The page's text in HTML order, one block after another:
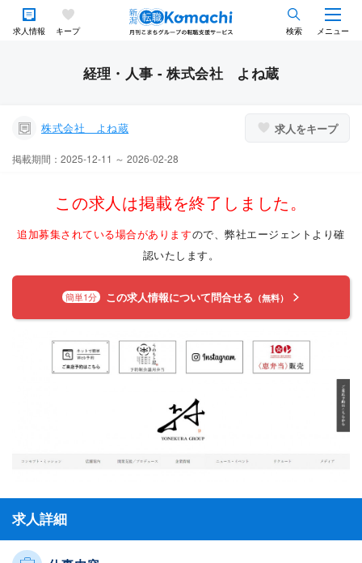
求人情報 キープ 検索 メニュー
経理・人事 - 株式会社 よね蔵
株式会社 よね蔵 求人をキープ
掲載期間：2025-12-11 ～ 2026-02-28
この求人は掲載を終了しました。
追加募集されている場合がありますので、弊社エージェントより確
認いたします。
簡単1分 この求人情報について問合せる （無料）
求人詳細